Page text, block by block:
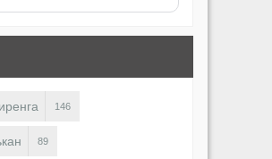
1
146
89